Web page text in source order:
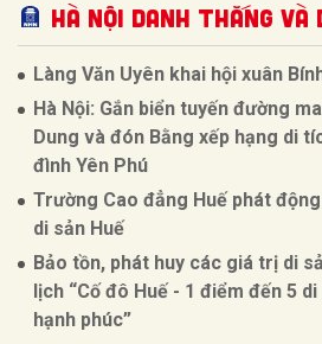
Hà Nội Danh thắng và
Làng Văn Uyên khai hội xuân
Hà Nội: Gắn biển tuyến đường
Dung và đón Bằng xếp hạng di
đình Yên Phú
Trường Cao đẳng Huế phát
di sản Huế
Bảo tồn, phát huy các giá trị di
lịch “Cố đô Huế - 1 điểm đến 5
hạnh phúc”